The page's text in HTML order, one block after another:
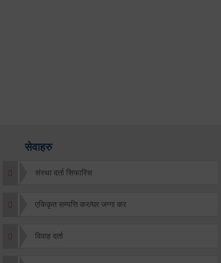
सेवाहरु
संस्था दर्ता सिफारिस
एकिकृत सम्पत्ति कर/घर जग्गा कर
विवाह दर्ता